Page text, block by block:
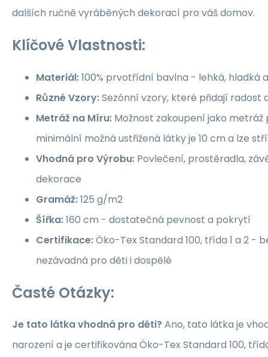
dalších ručně vyráběných dekorací pro váš domov.
Klíčové Vlastnosti:
Materiál:100% prvotřídní bavlna - lehká, hladká
Různé Vzory:Sezónní vzory, které přidají radost
Metráž na Míru: Možnost zakoupení jako
minimální možná ustřižená látky je 10 cm a lze
Vhodná pro Výrobu: Povlečení, prostěradla,
dekorace
Gramáž:125 g/m2
Šířka:160 cm - dostatečná pevnost a pokrytí
Certifikace:Öko-Tex Standard 100, třída 1 a 2 -
nezávadná pro děti i dospělé
Časté Otázky:
Je tato látka vhodná pro děti?Ano, tato látka je
narození a je certifikována Öko-Tex Standard 100,